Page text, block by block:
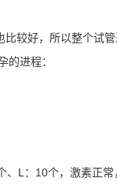
较好，所以整个试管
的进程：
L：10个，激素正常